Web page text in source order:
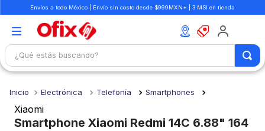
Envíos a todo México | Envío sin costo desde $999MXN* | 3 MSI en tienda
¿Qué estás buscando?
Electrónica Telefonía Smartphones
Xiaomi
Smartphone Xiaomi Redmi 14C 6.88" 164
1.
mochilas
2.
libretas